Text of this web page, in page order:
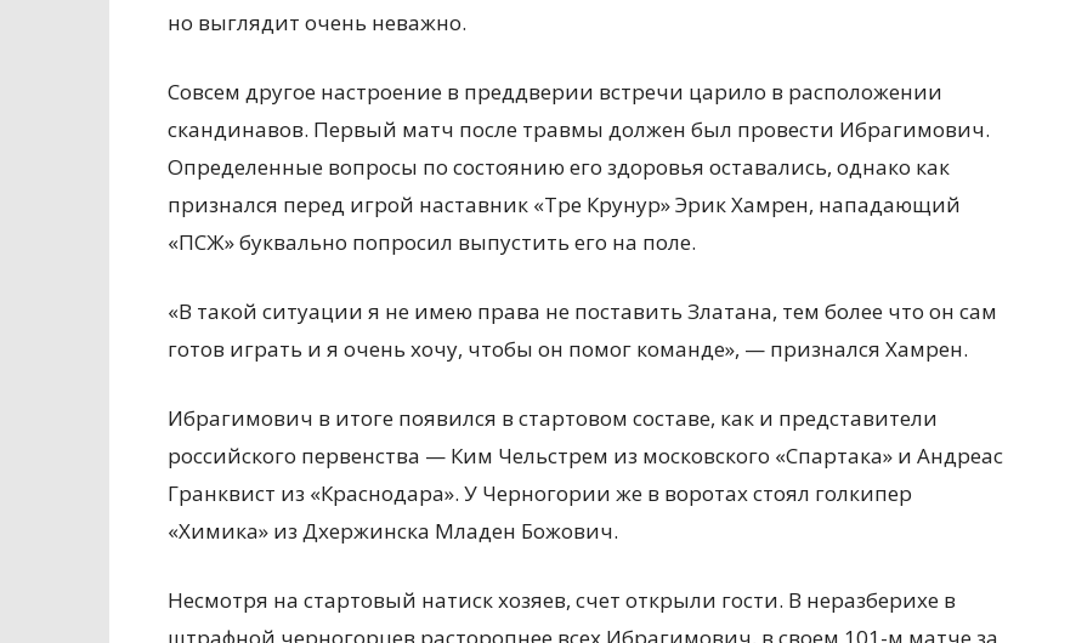
но выглядит очень неважно.
Совсем другое настроение в преддверии встречи царило в расположении
скандинавов. Первый матч после травмы должен был провести Ибрагимович.
Определенные вопросы по состоянию его здоровья оставались, однако как
признался перед игрой наставник «Тре Крунур» Эрик Хамрен, нападающий
«ПСЖ» буквально попросил выпустить его на поле.
«В такой ситуации я не имею права не поставить Златана, тем более что он сам
готов играть и я очень хочу, чтобы он помог команде», — признался Хамрен.
Ибрагимович в итоге появился в стартовом составе, как и представители
российского первенства — Ким Чельстрем из московского «Спартака» и Андреас
Гранквист из «Краснодара». У Черногории же в воротах стоял голкипер
«Химика» из Дхержинска Младен Божович.
Несмотря на стартовый натиск хозяев, счет открыли гости. В неразберихе в